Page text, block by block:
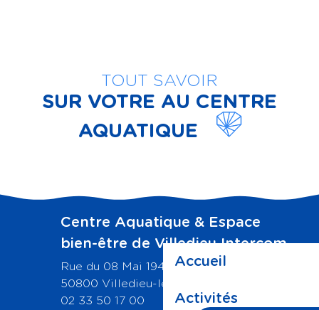
Accueil
Activités
TOUT SAVOIR
SUR VOTRE AU CENTRE
AQUATIQUE
Centre Aquatique & Espace
bien-être de Villedieu Intercom
Rue du 08 Mai 1945,
50800 Villedieu-les-Poeles-Rouffigny
02 33 50 17 00